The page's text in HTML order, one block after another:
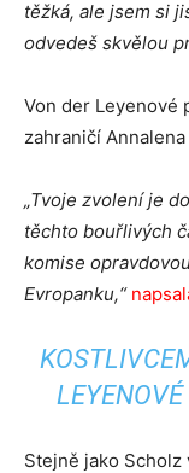
těžká, ale jsem si
odvedeš skvělou
Von der Leyenové
zahraničí
„Tvoje zvolení je
těchto bouřlivých
komise
Evropanku,“
Stejně jako